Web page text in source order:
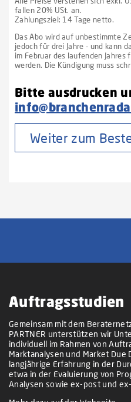
fallen 20% USt. an.
Zahlungsziel: 14 Tage netto.
Das Abo wird auf unbestimmte
jedoch für drei Jahre - und kann
im Februar des laufenden
werden. Die Kündigung muss
Bitte ausdrucken
Weiter zum
Auftragsstudien
Gemeinsam mit dem
PARTNER unterstützen wir
individuell im Rahmen von
Marktanalysen und Market Due
langjährige Erfahrung in der
etwa in der Evaluierung von
Analysen sowie ex-post und